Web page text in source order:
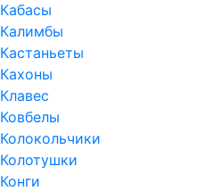
Кабасы
Калимбы
Кастаньеты
Кахоны
Клавес
Ковбелы
Колокольчики
Колотушки
Конги